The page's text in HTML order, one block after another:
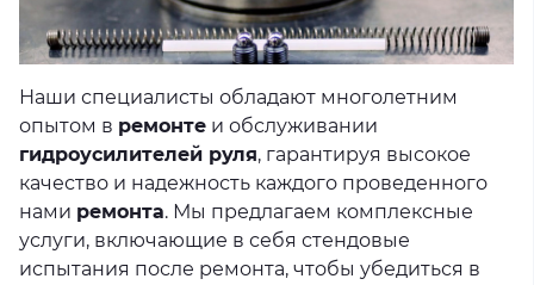
Наши специалисты обладают многолетним
опытом в ремонте и обслуживании
гидроусилителей руля, гарантируя высокое
качество и надежность каждого проведенного
нами ремонта. Мы предлагаем комплексные
услуги, включающие в себя стендовые
испытания после ремонта, чтобы убедиться в